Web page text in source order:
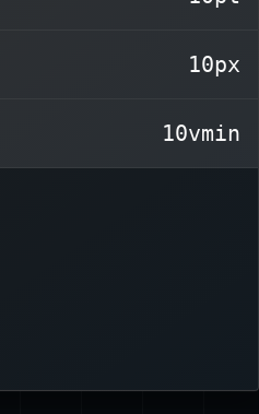
10px
10vmin
ורספונסיביות.
- מינימום תצוגה
- מקסימום תצוגה